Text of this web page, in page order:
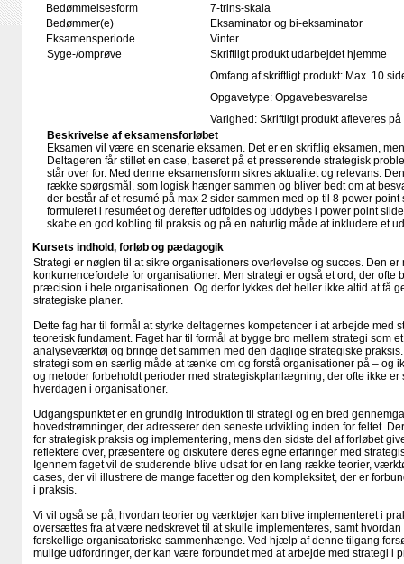
Bedømmelsesform
7-trins-skala
Bedømmer(e)
Eksaminator og bi-eksaminator
Eksamensperiode
Vinter
Syge-/omprøve
Skriftligt produkt udarbejdet hjemme
Omfang af skriftligt produkt: Max. 10
Opgavetype: Opgavebesvarelse
Varighed: Skriftligt produkt afleveres
Beskrivelse af eksamensforløbet
Eksamen vil være en scenarie eksamen. Det er en skriftlig eksamen,
Deltageren får stillet en case, baseret på et presserende strategisk
står over for. Med denne eksamensform sikres aktualitet og relevans.
række spørgsmål, som logisk hænger sammen og bliver bedt om at
der består af et resumé på max 2 sider sammen med op til 8 power
formuleret i resuméet og derefter udfoldes og uddybes i power point
skabe en god kobling til praksis og på en naturlig måde at inkludere et
Kursets indhold, forløb og pædagogik
Strategi er nøglen til at sikre organisationers overlevelse og succes. Den er
konkurrencefordele for organisationer. Men strategi er også et ord, der
præcision i hele organisationen. Og derfor lykkes det heller ikke altid at få
strategiske planer.
Dette fag har til formål at styrke deltagernes kompetencer i at arbejde med
teoretisk fundament. Faget har til formål at bygge bro mellem strategi som
analyseværktøj og bringe det sammen med den daglige strategiske
strategi som en særlig måde at tænke om og forstå organisationer på – og
og metoder forbeholdt perioder med strategiskplanlægning, der ofte ikke
hverdagen i organisationer.
Udgangspunktet er en grundig introduktion til strategi og en bred
hovedstrømninger, der adresserer den seneste udvikling inden for feltet.
for strategisk praksis og implementering, mens den sidste del af forløbet
reflektere over, præsentere og diskutere deres egne erfaringer med
Igennem faget vil de studerende blive udsat for en lang række teorier,
cases, der vil illustrere de mange facetter og den kompleksitet, der er
i praksis.
Vi vil også se på, hvordan teorier og værktøjer kan blive implementeret i
oversættes fra at være nedskrevet til at skulle implementeres, samt
forskellige organisatoriske sammenhænge. Ved hjælp af denne tilgang
mulige udfordringer, der kan være forbundet med at arbejde med strategi i